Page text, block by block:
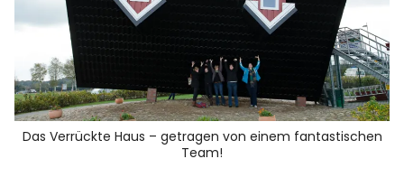
Das Verrückte Haus – getragen von einem fantastischen
Team!